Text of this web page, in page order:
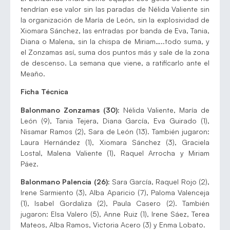
tendrían ese valor sin las paradas de Nélida Valiente sin
la organización de María de León, sin la explosividad de
Xiomara Sánchez, las entradas por banda de Eva, Tania,
Diana o Malena, sin la chispa de Miriam…..todo suma, y
el Zonzamas así, suma dos puntos más y sale de la zona
de descenso. La semana que viene, a ratificarlo ante el
Meaño.
Ficha Técnica
Balonmano Zonzamas (30): Nélida Valiente, María de
León (9), Tania Tejera, Diana García, Eva Guirado (1),
Nisamar Ramos (2), Sara de León (13). También jugaron:
Laura Hernández (1), Xiomara Sánchez (3), Graciela
Lostal, Malena Valiente (1), Raquel Arrocha y Miriam
Páez.
Balonmano Palencia (26): Sara García, Raquel Rojo (2),
Irene Sarmiento (3), Alba Aparicio (7), Paloma Valenceja
(1), Isabel Gordaliza (2), Paula Casero (2). También
jugaron: Elsa Valero (5), Anne Ruiz (1), Irene Sáez, Terea
Mateos, Alba Ramos, Victoria Acero (3) y Enma Lobato.